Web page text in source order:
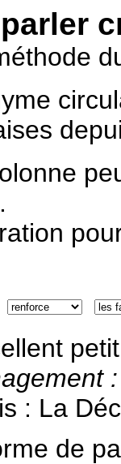
: La
de